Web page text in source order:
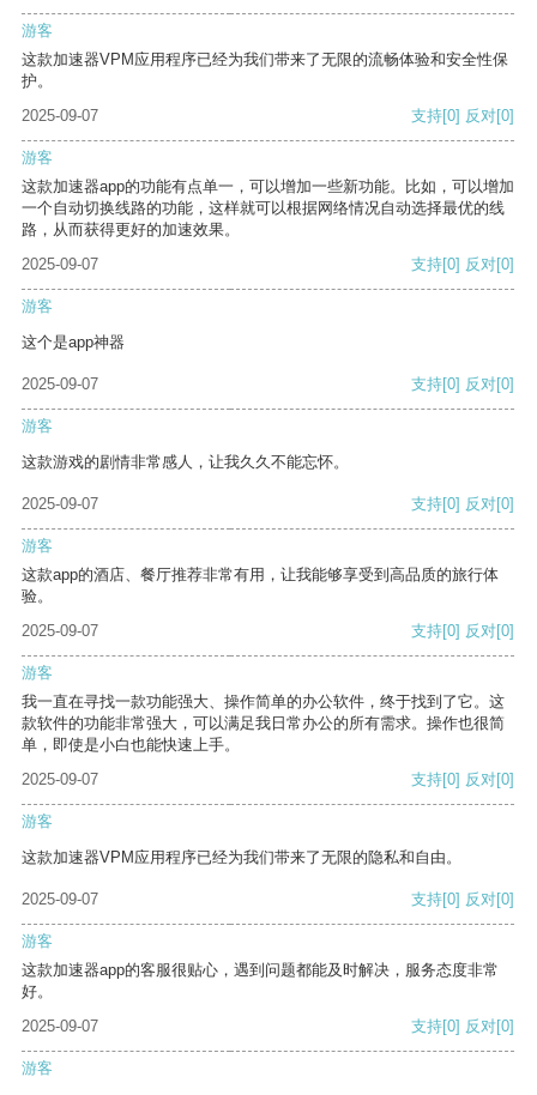
游客
这款加速器VPM应用程序已经为我们带来了无限的流畅体验和安全性保
护。
2025-09-07
支持[0] 反对[0]
游客
这款加速器app的功能有点单一，可以增加一些新功能。比如，可以增加
一个自动切换线路的功能，这样就可以根据网络情况自动选择最优的线
路，从而获得更好的加速效果。
2025-09-07
支持[0] 反对[0]
游客
这个是app神器
2025-09-07 支持[0] 反对[0]
游客
这款游戏的剧情非常感人，让我久久不能忘怀。
2025-09-07 支持[0] 反对[0]
游客
这款app的酒店、餐厅推荐非常有用，让我能够享受到高品质的旅行体
验。
2025-09-07
支持[0] 反对[0]
游客
我一直在寻找一款功能强大、操作简单的办公软件，终于找到了它。这
款软件的功能非常强大，可以满足我日常办公的所有需求。操作也很简
单，即使是小白也能快速上手。
2025-09-07
支持[0] 反对[0]
游客
这款加速器VPM应用程序已经为我们带来了无限的隐私和自由。
2025-09-07 支持[0] 反对[0]
游客
这款加速器app的客服很贴心，遇到问题都能及时解决，服务态度非常
好。
2025-09-07
支持[0] 反对[0]
游客